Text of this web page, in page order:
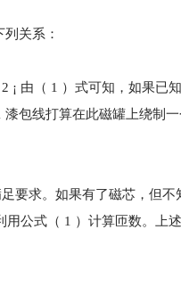
关系：
由（ 1 ）式可知，如果已
包线打算在此磁罐上绕制
要求。如果有了磁芯，但不
公式（ 1 ）计算匝数。上